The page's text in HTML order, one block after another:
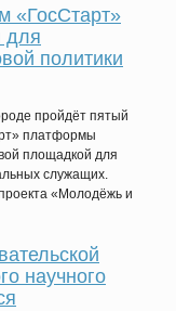
«ГосСтарт»
для
политики
пройдёт пятый
платформы
площадкой для
служащих.
«Молодёжь и
научного